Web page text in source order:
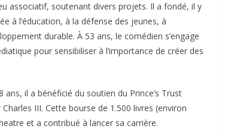
associatif, soutenant divers projets. Il a fondé, il y
à l’éducation, à la défense des jeunes, à
durable. À 53 ans, le comédien s’engage
pour sensibiliser à l’importance de créer des
il a bénéficié du soutien du Prince’s Trust
III. Cette bourse de 1.500 livres (environ
et a contribué à lancer sa carrière.